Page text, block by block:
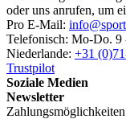
oder uns anrufen, um
Pro E-Mail:
Telefonisch: Mo-Do. 9
Niederlande: +31
Trustpilot
Soziale Medien
Newsletter
Zahlungsmöglichkeiten